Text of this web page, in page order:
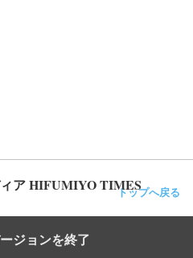
ア HIFUMIYO TIMESトップへ戻る
ジョンを終了